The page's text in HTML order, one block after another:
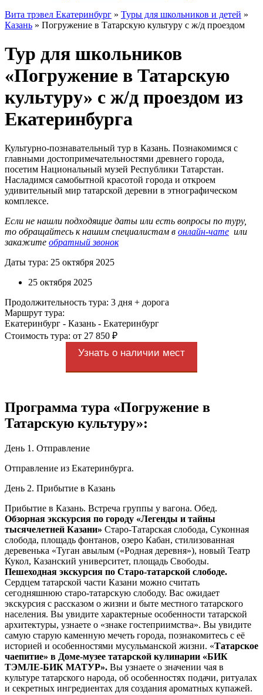
Вита трэвел Екатеринбург » Туры для школьников и детей »
Казань » Погружение в Татарскую культуру с ж/д проездом
Тур для школьников
«Погружение в Татарскую
культуру» с ж/д проездом из
Екатеринбурга
Культурно-познавательный тур в Казань. Познакомимся с
главными достопримечательностями древнего города,
посетим Национальный музей Республики Татарстан.
Насладимся самобытной красотой города и откроем
удивительный мир татарской деревни в этнографическом
комплексе.
Если не нашли подходящие даты или есть вопросы по туру,
то обращайтесь к нашим специалистам в онлайн-чате или
закажите обратный звонок
Даты тура: 25 октября 2025
25 октября 2025
Продолжительность тура: 3 дня + дорога
Маршрут тура:
Екатеринбург - Казань - Екатеринбург
Стоимость тура: от 27 850 ₽
Узнать о наличии мест
Программа тура «Погружение в
Татарскую культуру»:
День 1. Отправление
Отправление из Екатеринбурга.
День 2. Прибытие в Казань
Прибытие в Казань. Встреча группы у вагона. Обед.
Обзорная экскурсия по городу «Легенды и тайны
тысячелетней Казани» Старо-Татарская слобода, Суконная
слобода, площадь фонтанов, озеро Кабан, стилизованная
деревенька «Туган авылым («Родная деревня»), новый Театр
Кукол, Казанский университет, площадь Свободы.
Пешеходная экскурсия по Старо-татарской слободе.
Сердцем татарской части Казани можно считать
сегодняшнюю старо-татарскую слободу. Вас ожидает
экскурсия с рассказом о жизни и быте местного татарского
населения. Вы увидите характерные особенности татарской
архитектуры, узнаете о «знаке гостеприимства». Вы увидите
самую старую каменную мечеть города, познакомитесь с её
историей и особенностями мусульманской жизни. «Татарское
чаепитие» в Доме-музее татарской кулинарии «БИК
ТЭМЛЕ-БИК МАТУР». Вы узнаете о значении чая в
культуре татарского народа, об особенностях подачи, ритуалах
и секретных ингредиентах для создания ароматных купажей.